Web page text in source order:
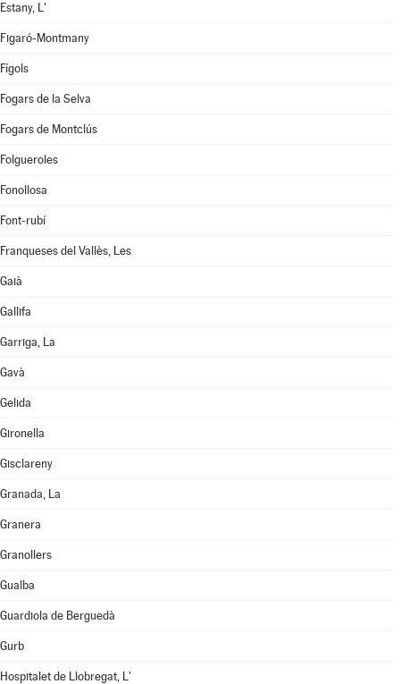
Estany, L'
Figaró-Montmany
Fígols
Fogars de la Selva
Fogars de Montclús
Folgueroles
Fonollosa
Font-rubí
Franqueses del Vallès, Les
Gaià
Gallifa
Garriga, La
Gavà
Gelida
Gironella
Gisclareny
Granada, La
Granera
Granollers
Gualba
Guardiola de Berguedà
Gurb
Hospitalet de Llobregat, L'